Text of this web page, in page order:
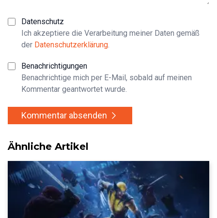
Datenschutz
Ich akzeptiere die Verarbeitung meiner Daten gemäß
der Datenschutzerklärung
Benachrichtigungen
Benachrichtige mich per E-Mail, sobald auf meinen
Kommentar geantwortet wurde.
Kommentar absenden
Ähnliche Artikel